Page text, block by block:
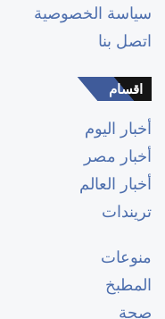
سياسة الخصوصية
اتصل بنا
اقسام
أخبار اليوم
أخبار مصر
أخبار العالم
تريندات
منوعات
المطبخ
صحة